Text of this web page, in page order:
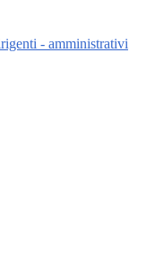
- amministrativi